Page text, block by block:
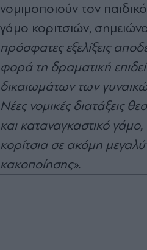
νομιμοποιούν τον
γάμο κοριτσιών,
πρόσφατες εξελίξεις
φορά τη δραματική
δικαιωμάτων των
Νέες νομικές διατάξεις
και καταναγκαστικό γάμο,
κορίτσια σε ακόμη
κακοποίησης».